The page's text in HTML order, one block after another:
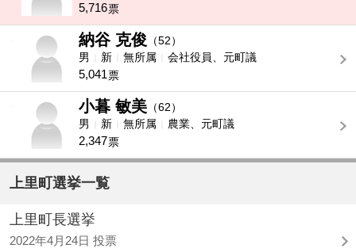
5,716票
納谷 克俊 （52）
男
新 無所属 会社役員、元町議
5,041票
小暮 敏美 （62）
男
新 無所属 農業、元町議
2,347票
上里町選挙一覧
上里町長選挙
2022年4月24日 投票